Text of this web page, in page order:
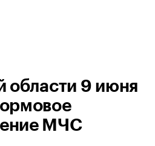
области 9 июня
МЧС